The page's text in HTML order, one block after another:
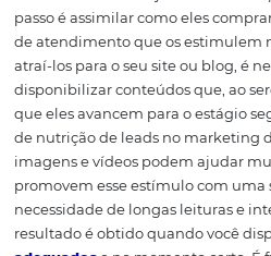
Como o
A maioria dos ramos de
hábitos de pesquisa do
disponível em qualquer
algo sem fazer uma consulta
hábito é ainda mais forte.
ocorreu à distância. Para